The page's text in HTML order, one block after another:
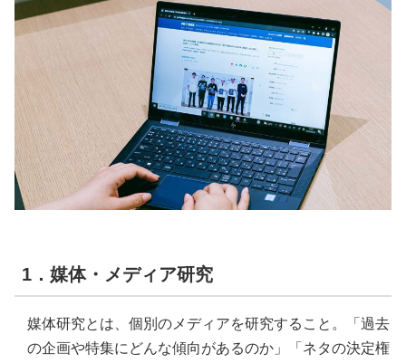
1．媒体・メディア研究
媒体研究とは、個別のメディアを研究すること。「過去
の企画や特集にどんな傾向があるのか」「ネタの決定権